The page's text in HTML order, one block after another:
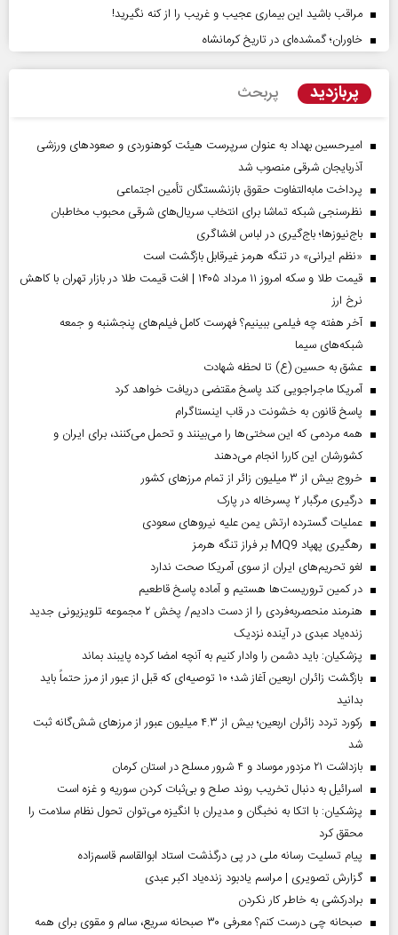
مراقب باشید این بیماری عجیب و غریب را از کنه نگیرید!
خاوران؛ گمشده‌ای در تاریخ کرمانشاه
پربازدید پربحث
امیرحسین بهداد به عنوان سرپرست هیئت کوهنوردی و صعودهای ورزشی
آذربایجان شرقی منصوب شد
پرداخت مابه‌التفاوت حقوق بازنشستگان تأمین اجتماعی
نظرسنجی شبکه تماشا برای انتخاب سریال‌های شرقی محبوب مخاطبان
باج‌نیوزها؛ باج‌گیری در لباس افشاگری
«نظم ایرانی» در تنگه هرمز غیرقابل بازگشت است
قیمت طلا و سکه امروز ۱۱ مرداد ۱۴۰۵ | افت قیمت طلا در بازار تهران با کاهش
نرخ ارز
آخر هفته چه فیلمی ببینیم؟ فهرست کامل فیلم‌های پنجشنبه و جمعه
شبکه‌های سیما
عشق به حسین (ع) تا لحظه شهادت
آمریکا ماجراجویی کند پاسخ مقتضی دریافت خواهد کرد
پاسخ قانون به خشونت در قاب اینستاگرام
همه مردمی که این سختی‌ها را می‌بینند و تحمل می‌کنند، برای ایران و
کشورشان این کاررا انجام می‌دهند
خروج بیش از ۳ میلیون زائر از تمام مرز‌های کشور
درگیری مرگبار ۲ پسرخاله در پارک
عملیات گسترده ارتش یمن علیه نیروهای سعودی
رهگیری پهپاد MQ9 بر فراز تنگه هرمز
لغو تحریم‌های ایران از سوی آمریکا صحت ندارد
در کمین تروریست‌ها هستیم و آماده پاسخ قاطعیم
هنرمند منحصر‌به‌فردی را از دست دادیم/ پخش ۲ مجموعه تلویزیونی جدید
زنده‌یاد عبدی در آینده نزدیک
پزشکیان: باید دشمن را وادار کنیم به آنچه امضا کرده پایبند بماند
بازگشت زائران اربعین آغاز شد؛ ۱۰ توصیه‌ای که قبل از عبور از مرز حتماً باید
بدانید
رکورد تردد زائران اربعین؛ بیش از ۴.۳ میلیون عبور از مرزهای شش‌گانه ثبت
شد
بازداشت ۲۱ مزدور موساد و ۴ شرور مسلح در استان کرمان
اسرائیل به دنبال تخریب روند صلح و بی‌ثبات کردن سوریه و غزه است
پزشکیان: با اتکا به نخبگان و مدیران با انگیزه می‌توان تحول نظام سلامت را
محقق کرد
پیام تسلیت رسانه ملی در پی درگذشت استاد ابوالقاسم قاسم‌زاده
گزارش تصویری | مراسم یادبود زنده‌یاد اکبر عبدی
برادرکشی به خاطر کار نکردن
صبحانه چی درست کنم؟ معرفی ۳۰ صبحانه سریع، سالم و مقوی برای همه